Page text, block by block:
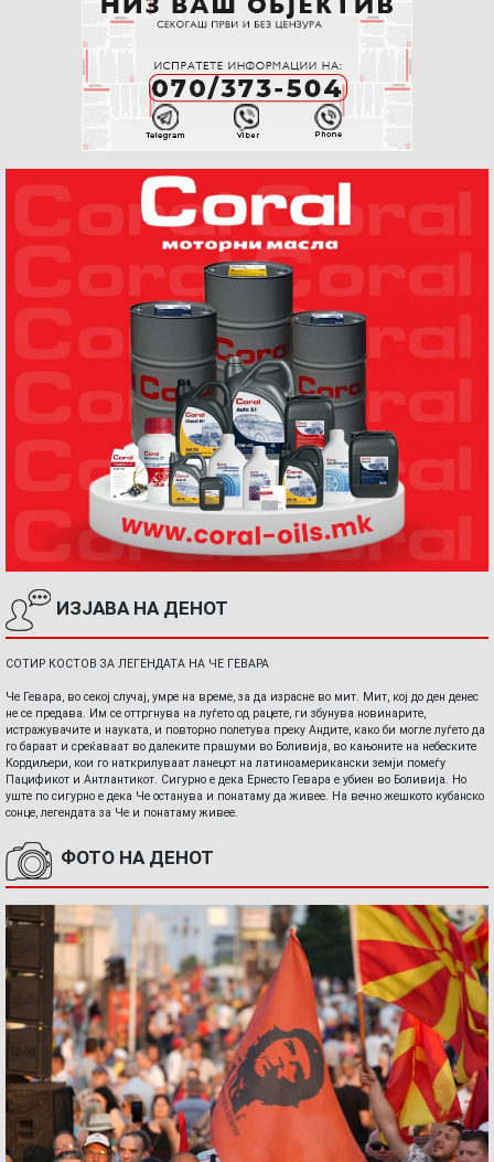
ИЗЈАВА НА ДЕНОТ
СОТИР КОСТОВ ЗА ЛЕГЕНДАТА НА ЧЕ ГЕВАРА
Че Гевара, во секој случај, умре на време, за да израсне во мит. Мит, кој до ден денес
не се предава. Им се оттргнува на луѓето од рацете, ги збунува новинарите,
истражувачите и науката, и повторно полетува преку Андите, како би могле луѓето да
го бараат и среќаваат во далеките прашуми во Боливија, во кањоните на небеските
Кордиљери, кои го наткрилуваат ланецот на латиноамерикански земји помеѓу
Пацификот и Антлантикот. Сигурно е дека Ернесто Гевара е убиен во Боливија. Но
уште по сигурно е дека Че останува и понатаму да живее. На вечно жешкото кубанско
сонце, легендата за Че и понатаму живее.
ФОТО НА ДЕНОТ